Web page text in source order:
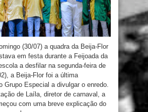
(30/07) a quadra da Beija-Flor
em festa durante a Feijoada da
a desfilar na segunda-feira de
a Beija-Flor foi a última
Grupo Especial a divulgar o enredo.
de Laíla, diretor de carnaval, a
com uma breve explicação do